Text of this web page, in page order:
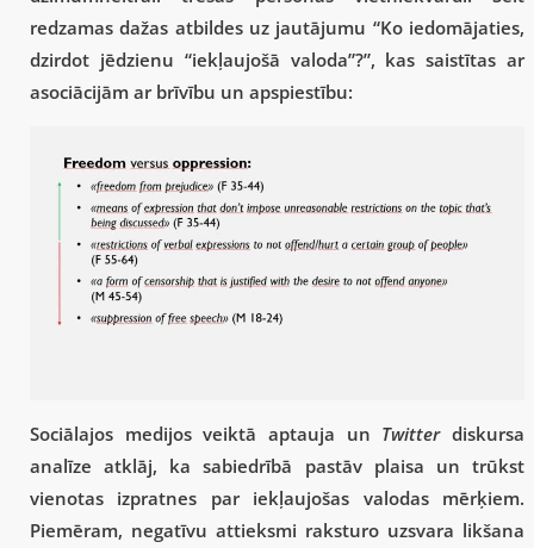
redzamas dažas atbildes uz jautājumu “Ko iedomājaties,
dzirdot jēdzienu “iekļaujošā valoda”?”, kas saistītas ar
asociācijām ar brīvību un apspiestību:
Sociālajos medijos veiktā aptauja un Twitterdiskursa
analīze atklāj, ka sabiedrībā pastāv plaisa un trūkst
vienotas izpratnes par iekļaujošas valodas mērķiem.
Piemēram, negatīvu attieksmi raksturo uzsvara likšana